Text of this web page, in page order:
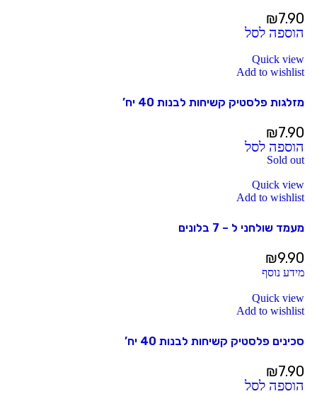
₪7.90
הוספה לסל
Quick view
Add to wishlist
מזלגות פלסטיק קשיחות לבנות 40 יח’
₪7.90
הוספה לסל
Sold out
Quick view
Add to wishlist
מעמד שולחני ל – 7 בלונים
₪9.90
מידע נוסף
Quick view
Add to wishlist
סכינים פלסטיק קשיחות לבנות 40 יח’
₪7.90
הוספה לסל